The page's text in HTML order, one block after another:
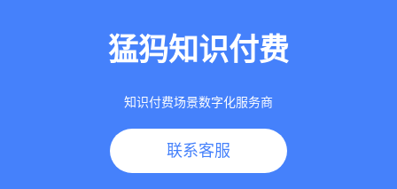
猛犸知识付费
知识付费场景数字化服务商
联系客服